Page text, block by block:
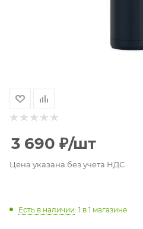
3 690 ₽/шт
Цена указана без учета НДС
Есть в наличии: 1 в 1 магазине